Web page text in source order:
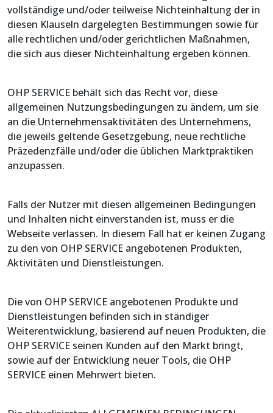
vollständige und/oder teilweise Nichteinhaltung der in
diesen Klauseln dargelegten Bestimmungen sowie für
alle rechtlichen und/oder gerichtlichen Maßnahmen,
die sich aus dieser Nichteinhaltung ergeben können.
OHP SERVICE behält sich das Recht vor, diese
allgemeinen Nutzungsbedingungen zu ändern, um sie
an die Unternehmensaktivitäten des Unternehmens,
die jeweils geltende Gesetzgebung, neue rechtliche
Präzedenzfälle und/oder die üblichen Marktpraktiken
anzupassen.
Falls der Nutzer mit diesen allgemeinen Bedingungen
und Inhalten nicht einverstanden ist, muss er die
Webseite verlassen. In diesem Fall hat er keinen Zugang
zu den von OHP SERVICE angebotenen Produkten,
Aktivitäten und Dienstleistungen.
Die von OHP SERVICE angebotenen Produkte und
Dienstleistungen befinden sich in ständiger
Weiterentwicklung, basierend auf neuen Produkten, die
OHP SERVICE seinen Kunden auf den Markt bringt,
sowie auf der Entwicklung neuer Tools, die OHP
SERVICE einen Mehrwert bieten.